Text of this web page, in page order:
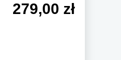
279,00 zł